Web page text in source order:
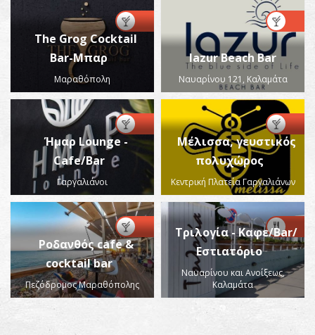
The Grog Cocktail
Bar-Μπαρ
Μαραθόπολη
lazur Beach Bar
Ναυαρίνου 121, Καλαμάτα
Ήμαρ Lounge -
Cafe/Bar
Γαργαλιάνοι
Μέλισσα, γευστικός
πολυχώρος
Κεντρική Πλατεία Γαργαλιάνων
Ροδανθός cafe &
cocktail bar
Πεζόδρομος Μαραθόπολης
Τριλογία - Καφε/Bar/
Εστιατόριο
Ναυαρίνου και Ανοίξεως,
Καλαμάτα